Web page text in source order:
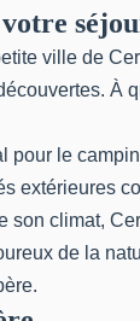
ville de
À
pour le
extérieures
son climat,
de la
.